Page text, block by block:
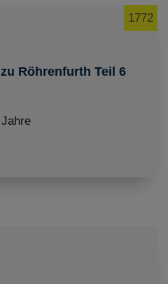
Röhrenfurth Teil 6
1772